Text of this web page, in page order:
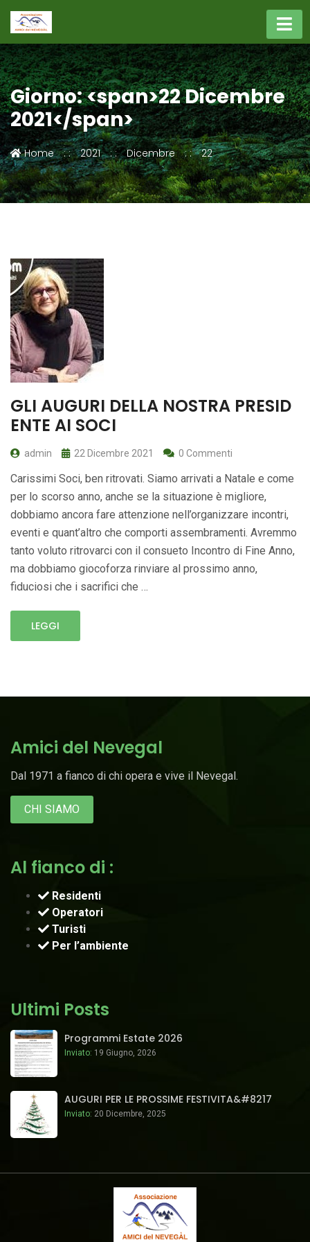
Giorno: <span>22 Dicembre
2021</span>
Home 2021 Dicembre 22
GLI AUGURI DELLA NOSTRA PRESID
ENTE AI SOCI
admin 22 Dicembre 2021 0 Commenti
Carissimi Soci, ben ritrovati. Siamo arrivati a Natale e come
per lo scorso anno, anche se la situazione è migliore,
dobbiamo ancora fare attenzione nell’organizzare incontri,
eventi e quant’altro che comporti assembramenti. Avremmo
tanto voluto ritrovarci con il consueto Incontro di Fine Anno,
ma dobbiamo giocoforza rinviare al prossimo anno,
fiduciosi che i sacrifici che …
LEGGI
Amici del Nevegal
Dal 1971 a fianco di chi opera e vive il Nevegal.
CHI SIAMO
Al fianco di :
Residenti
Operatori
Turisti
Per l’ambiente
Ultimi Posts
Programmi Estate 2026
Inviato: 19 Giugno, 2026
AUGURI PER LE PROSSIME FESTIVITA&#8217
Inviato: 20 Dicembre, 2025